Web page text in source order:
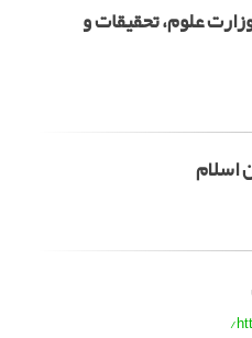
علوم، تحقیقات و
اسلام